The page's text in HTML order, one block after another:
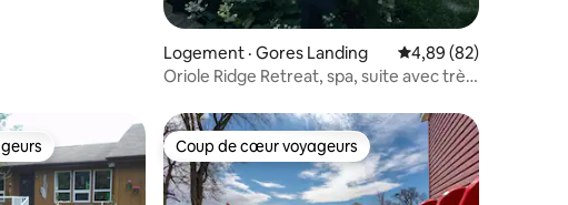
Logement · Gores Landing Note moyenne de
4,89 (82)
Oriole Ridge Retreat, spa, suite avec très
parmi les plus aimésCoup de cœur voyageurs
Coup de cœur voyageurs